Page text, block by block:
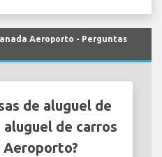
Aeroporto - Perguntas
de aluguel de
de carros
Aeroporto?